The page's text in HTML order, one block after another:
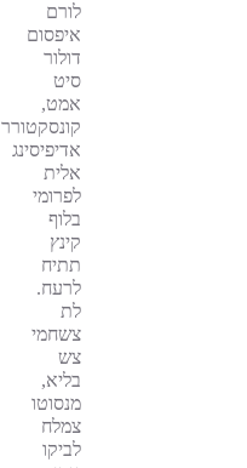
לורם
איפסום
דולור
סיט
אמט,
קונסקטורר
אדיפיסינג
אלית
לפרומי
בלוף
קינץ
תתיח
לרעח.
לת
צשחמי
צש
בליא,
מנסוטו
צמלח
לביקו